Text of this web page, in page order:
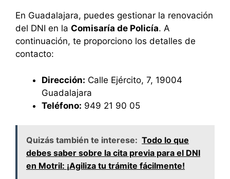
En Guadalajara, puedes gestionar la renovación
del DNI en la Comisaría de Policía. A
continuación, te proporciono los detalles de
contacto:
Dirección: Calle Ejército, 7, 19004
Guadalajara
Teléfono: 949 21 90 05
Quizás también te interese: Todo lo que
debes saber sobre la cita previa para el DNI
en Motril: ¡Agiliza tu trámite fácilmente!